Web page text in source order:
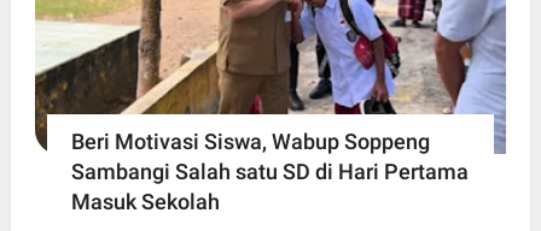
Beri Motivasi Siswa, Wabup Soppeng
Sambangi Salah satu SD di Hari Pertama
Masuk Sekolah